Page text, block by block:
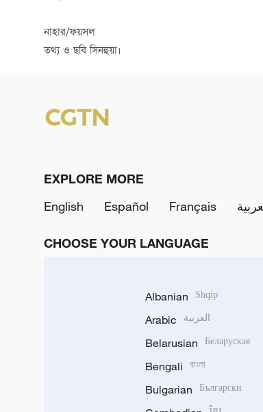
নাহার/ফয়সল
তথ্য ও ছবি সিনহুয়া।
EXPLORE MORE
English
Español Français
CHOOSE YOUR LANGUAGE
Albanian Shqip
Arabic العربية
Belarusian Беларуская
Bengali বাংলা
Bulgarian Български